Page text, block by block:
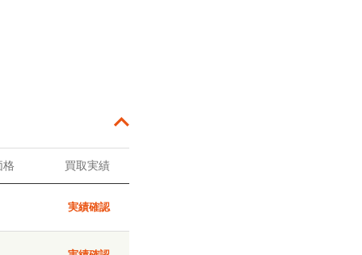
格 買取実績
実績確認